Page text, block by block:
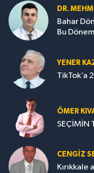
DR.
Bahar
Bu
YENER
TikTok’a
ÖMER
SEÇİMİN
CENGİZ
Kırıkkale